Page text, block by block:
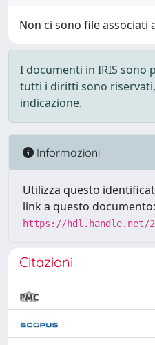
Non ci sono file associati
I documenti in IRIS sono
tutti i diritti sono
indicazione.
Informazioni
Utilizza questo
link a questo documento:
https://hdl.handle.net/
Citazioni